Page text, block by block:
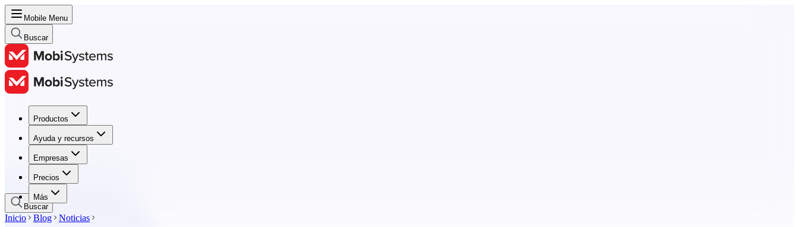
Mobile Menu
Buscar
Productos
Ayuda y recursos
Empresas
Precios
Más
Productos
Ayuda y recursos
Empresas
Precios
Buscar
Inicio Blog
Noticias